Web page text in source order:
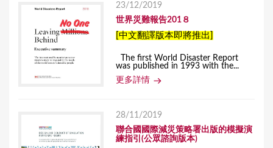
23/12/2019
世界災難報告201８
[中文翻譯版本即將推出]
The first World Disaster Report​
was published in 1993 with the...
更多詳情
28/11/2019
聯合國國際減災策略署出版的模擬演
練指引(公眾諮詢版本)